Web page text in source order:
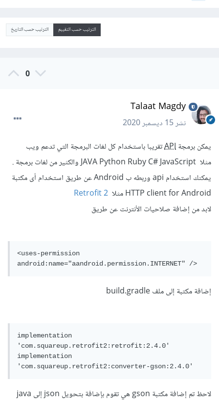
الترتيب حسب التقييم الترتيب حسب التاريخ
0
Talaat Magdy
نشر15 ديسمبر 2020
يمكن برمجةAPIتقريبا باستخدام كل لغات البرمجة التي تدعم ويب
مثلا JAVA Python Ruby C# JavaScript والكثير من لغات برمجة .
يمكنك استخدام api وربطه ب Android عن طريق استخدام أى مكتبة
HTTP client for Android مثلا
Retrofit 2
لابد من إضافة صلاحيات اﻷنترنت عن طريق
<uses-permission
إضافة مكتبة إلى ملف build.gradle
implementation
'com.squareup.retrofit2:retrofit:2.4.0'
implementation
لاحظ تم إضافة مكتبة gson هي تقوم بإضافة بتحويل json إلى java